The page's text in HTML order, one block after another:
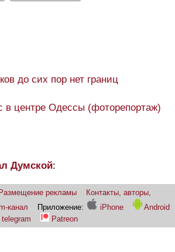
до сих пор нет границ
в центре Одессы (фоторепортаж)
Думской:
рекламы
Контакты, авторы,
канал Приложение: iPhone
Android
Patreon